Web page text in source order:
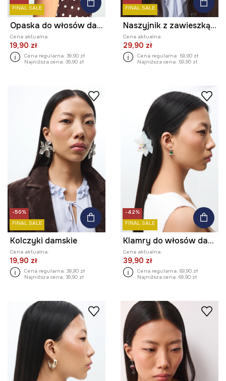
FINAL SALE
Opaska do włosów damska
Cena aktualna:
19,90 zł
Cena regularna: 39,90 zł
Najniższa cena: 39,90 zł
FINAL SALE
Naszyjnik z zawieszką damski
Cena aktualna:
29,90 zł
Cena regularna: 59,90 zł
Najniższa cena: 59,90 zł
-50%
FINAL SALE
Kolczyki damskie
Cena aktualna:
19,90 zł
Cena regularna: 39,90 zł
Najniższa cena: 39,90 zł
-42%
FINAL SALE
Klamry do włosów damskie 2-pack
Cena aktualna:
39,90 zł
Cena regularna: 69,90 zł
Najniższa cena: 69,90 zł